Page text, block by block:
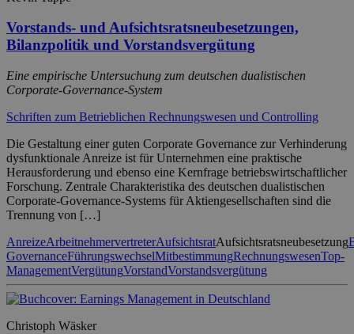
Vorstands- und Aufsichtsratsneubesetzungen,
Bilanzpolitik und Vorstandsvergütung
Eine empirische Untersuchung zum deutschen dualistischen
Corporate-Governance-System
Schriften zum Betrieblichen Rechnungswesen und Controlling
Die Gestaltung einer guten Corporate Governance zur Verhinderung
dysfunktionale Anreize ist für Unternehmen eine praktische
Herausforderung und ebenso eine Kernfrage betriebswirtschaftlicher
Forschung. Zentrale Charakteristika des deutschen dualistischen
Corporate-Governance-Systems für Aktiengesellschaften sind die
Trennung von […]
AnreizeArbeitnehmervertreterAufsichtsratAufsichtsratsneubesetzung
GovernanceFührungswechselMitbestimmungRechnungswesenTop-
ManagementVergütungVorstandVorstandsvergütung
Christoph Wäsker